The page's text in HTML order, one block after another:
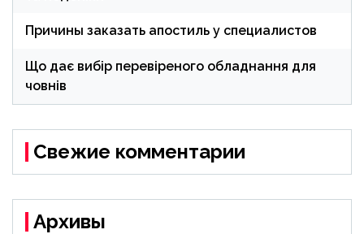
Причины заказать апостиль у специалистов
Що дає вибір перевіреного обладнання для
човнів
Свежие комментарии
Архивы